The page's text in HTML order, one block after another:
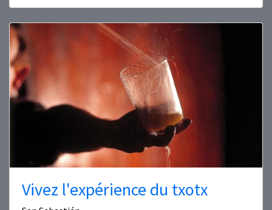
Vivez l'expérience du txotx